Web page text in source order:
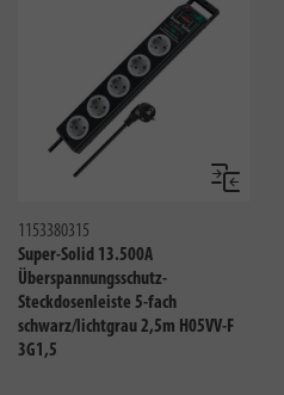
Vergleichen
1153380315
Super-Solid 13.500A
Überspannungsschutz-
Steckdosenleiste 5-fach
schwarz/lichtgrau 2,5m H05VV-F
3G1,5